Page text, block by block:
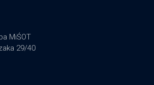
MiŚOT
29/40